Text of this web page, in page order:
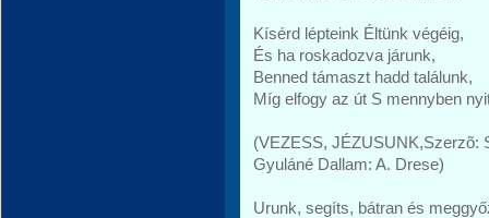
Kísérd lépteink Éltünk végéig,
És ha roskadozva járunk,
Benned támaszt hadd találunk,
Míg elfogy az út S mennyben
(VEZESS, JÉZUSUNK,Szerzõ:
Gyuláné Dallam: A. Drese)
Urunk, segíts, bátran és